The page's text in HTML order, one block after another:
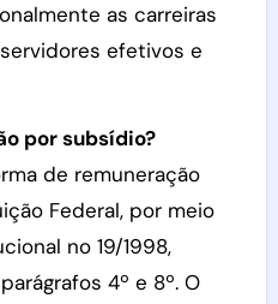
as carreiras
efetivos e
por subsídio?
de remuneração
Federal, por meio
no 19/1998,
4º e 8º. O